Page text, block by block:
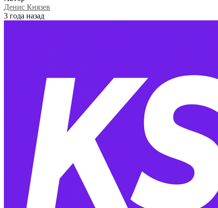
Денис Князев
3 года назад